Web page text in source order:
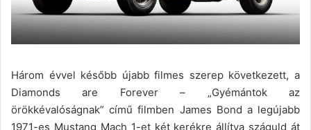
Három évvel később újabb filmes szerep következett, a
Diamonds are Forever – „Gyémántok az
örökkévalóságnak” című filmben James Bond a legújabb
1971-es Mustang Mach 1-et két kerékre állítva száguld át